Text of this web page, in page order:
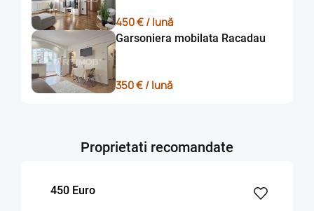
450 € / lună
Garsoniera mobilata Racadau
350 € / lună
Proprietati recomandate
450 Euro